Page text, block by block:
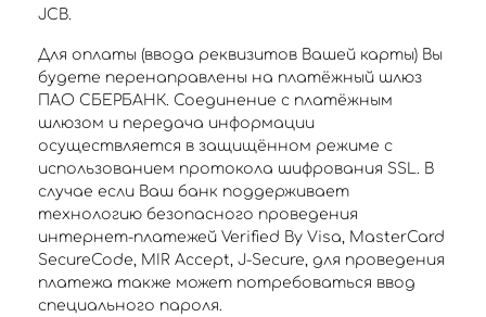
JCB.
Для оплаты (ввода реквизитов Вашей карты) Вы
будете перенаправлены на платёжный шлюз
ПАО СБЕРБАНК. Соединение с платёжным
шлюзом и передача информации
осуществляется в защищённом режиме с
использованием протокола шифрования SSL. В
случае если Ваш банк поддерживает
технологию безопасного проведения
интернет-платежей Verified By Visa, MasterCard
SecureCode, MIR Accept, J-Secure, для проведения
платежа также может потребоваться ввод
специального пароля.